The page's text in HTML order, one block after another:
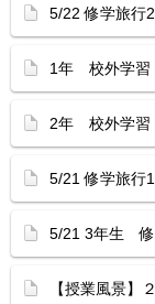
5/22 修学旅行
1年 校外学習
2年 校外学習
5/21 修学旅行
5/21 3年生 修
【授業風景】